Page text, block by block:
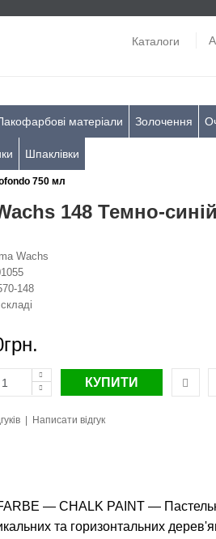
Каталоги
матеріали Золочення
Шпаклівки
750 мл
148 Темно-
Wachs
148
| Написати відгук
― CHALK PAINT ―
та горизонтальних